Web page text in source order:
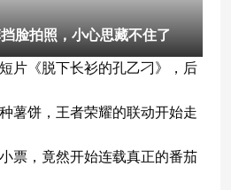
脸拍照，小心思藏不住了
片《脱下长衫的孔乙刁》，后
薯饼，王者荣耀的联动开始走
票，竟然开始连载真正的番茄